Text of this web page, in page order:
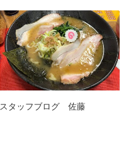
スタッフブログ 佐藤